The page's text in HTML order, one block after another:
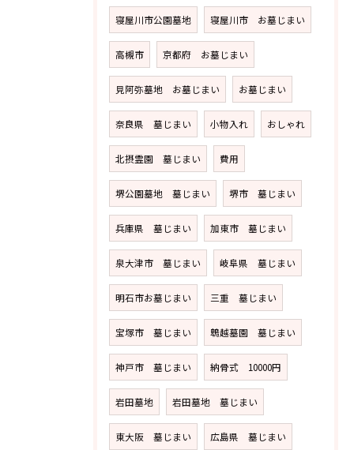
寝屋川市公園墓地 寝屋川市 お墓じまい
高槻市 京都府 お墓じまい
見阿弥墓地 お墓じまい お墓じまい
奈良県 墓じまい 小物入れ おしゃれ
北摂霊園 墓じまい 費用
堺公園墓地 墓じまい 堺市 墓じまい
兵庫県 墓じまい 加東市 墓じまい
泉大津市 墓じまい 岐阜県 墓じまい
明石市お墓じまい 三重 墓じまい
宝塚市 墓じまい 鵯越墓園 墓じまい
神戸市 墓じまい 納骨式 10000円
岩田墓地 岩田墓地 墓じまい
東大阪 墓じまい 広島県 墓じまい